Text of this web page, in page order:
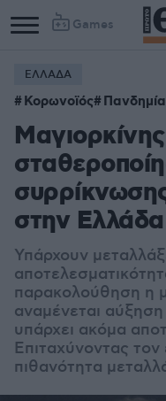
Games
ΕΛΛΑΔΑ
Κορωνοϊός Πανδημία
στην Ελλάδα
Υπάρχουν
παρακολούθηση η
αναμένεται
υπάρχει ακόμα
Επιταχύνοντας
πιθανότητα